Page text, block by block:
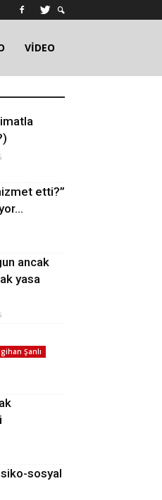
VİDEO
etti?”
ancak
yasa
Şanlı
sosyal